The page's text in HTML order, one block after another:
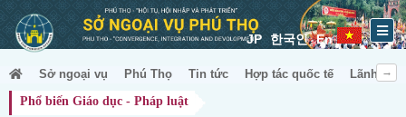
JP 한국인 En
Sở ngoại vụ Phú Thọ Tin tức Hợp tác quốc tế
Lãnh sự
Phổ biến Giáo dục - Pháp luật